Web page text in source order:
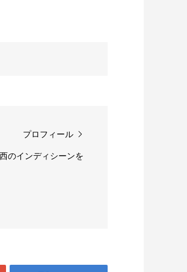
プロフィール
のインディシーンを